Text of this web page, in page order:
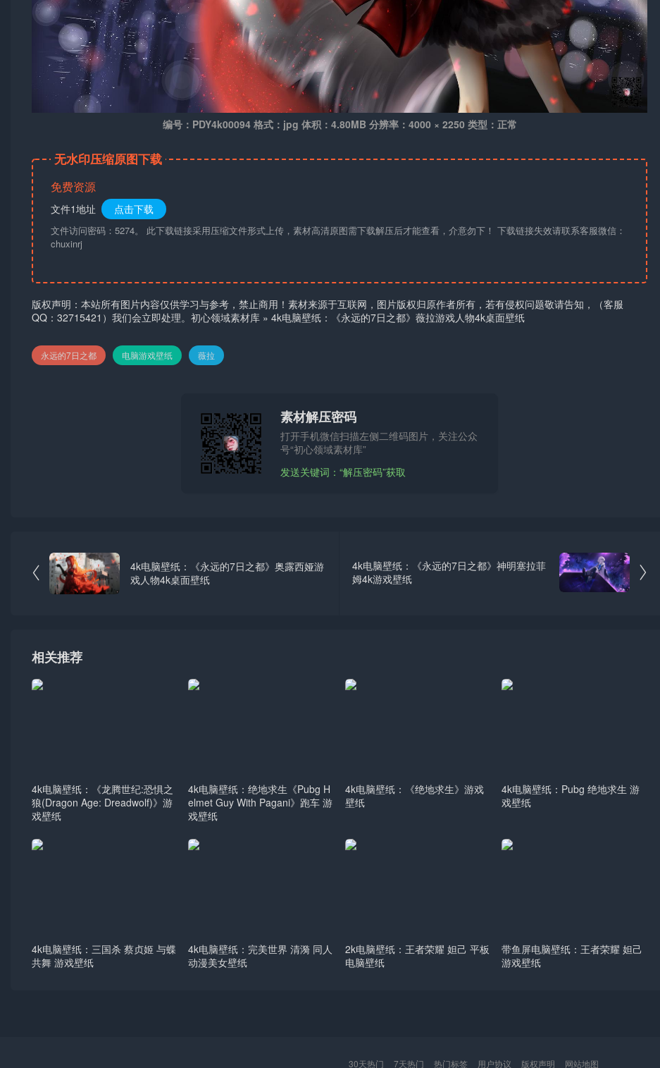
编号：PDY4k00094 格式：jpg 体积：4.80MB 分辨率：4000 × 2250 类型：正常
无水印压缩原图下载
免费资源
文件1地址 点击下载
文件访问密码：5274。 此下载链接采用压缩文件形式上传，素材高清原图需下载解压后才能查看，介意勿下！ 下载链接失效请联系客服微信：
chuxinrj
版权声明：本站所有图片内容仅供学习与参考，禁止商用！素材来源于互联网，图片版权归原作者所有，若有侵权问题敬请告知，（客服
QQ：32715421）我们会立即处理。 初心领域素材库 » 4k电脑壁纸：《永远的7日之都》薇拉游戏人物4k桌面壁纸
永远的7日之都 电脑游戏壁纸 薇拉
素材解压密码
打开手机微信扫描左侧二维码图片，关注公众
号“初心领域素材库”
发送关键词：“解压密码”获取

4k电脑壁纸：《永远的7日之都》奥露西娅游
戏人物4k桌面壁纸

4k电脑壁纸：《永远的7日之都》神明塞拉菲
姆4k游戏壁纸
相关推荐
4k电脑壁纸：《龙腾世纪:恐惧之
狼(Dragon Age: Dreadwolf)》游
戏壁纸
4k电脑壁纸：绝地求生《Pubg H
elmet Guy With Pagani》跑车 游
戏壁纸
4k电脑壁纸：《绝地求生》游戏
壁纸
4k电脑壁纸：Pubg 绝地求生 游
戏壁纸
4k电脑壁纸：三国杀 蔡贞姬 与蝶
共舞 游戏壁纸
4k电脑壁纸：完美世界 清漪 同人
动漫美女壁纸
2k电脑壁纸：王者荣耀 妲己 平板
电脑壁纸
带鱼屏电脑壁纸：王者荣耀 妲己
游戏壁纸
30天热门 7天热门 热门标签 用户协议 版权声明 网站地图